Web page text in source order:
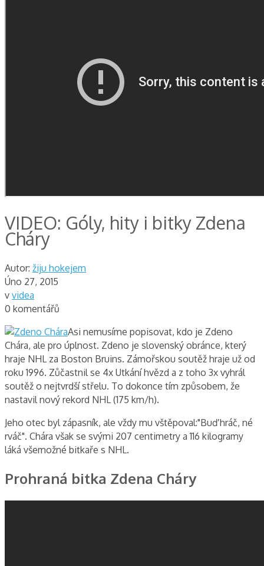
VIDEO: Góly, hity i bitky Zdena
Cháry
Autor: žiju hokejem
Úno 27, 2015
v videa
0 komentářů
Asi nemusíme popisovat, kdo je Zdeno
Chára, ale pro úplnost. Zdeno je slovenský obránce, který
hraje NHL za Boston Bruins. Zámořskou soutěž hraje už od
roku 1996. Zůčastnil se 4x Utkání hvězd a z toho 3x vyhrál
soutěž o nejtvrdší střelu. To dokonce tím způsobem, že
nastavil nový rekord NHL (175 km/h).
Jeho otec byl zápasník, ale vždy mu vštěpoval:"Buď hráč, né
rváč". Chára však se svými 207 centimetry a 116 kilogramy
láká všemožné bitkaře s NHL.
Prohraná bitka Zdena Cháry